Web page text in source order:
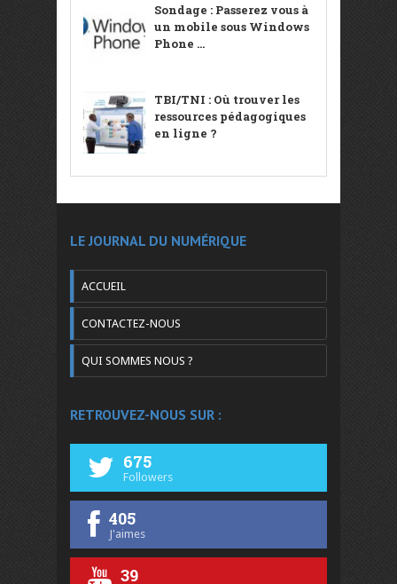
Sondage : Passerez vous à
un mobile sous Windows
Phone ...
TBI/TNI : Où trouver les
ressources pédagogiques
en ligne ?
LE JOURNAL DU NUMÉRIQUE
ACCUEIL
CONTACTEZ-NOUS
QUI SOMMES NOUS ?
RETROUVEZ-NOUS SUR :
675
Followers
405
J'aimes
39